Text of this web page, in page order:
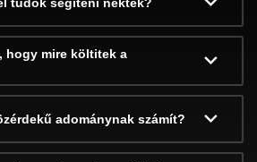
hogy mire költitek a
adománynak számít?